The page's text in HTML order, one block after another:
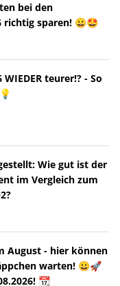
bei den
richtig sparen! 😀🤩
teurer!? - So
Wie gut ist der
im Vergleich zum
August - hier können
warten! 😀🚀
📆